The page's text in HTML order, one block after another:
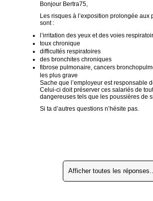
Bonjour Bertra75,
Les risques à l’exposition prolongée aux
sont :
l’irritation des yeux et des voies
toux chronique
difficultés respiratoires
des bronchites chroniques
fibrose pulmonaire, cancers
les plus grave
Sache que l’employeur est responsable
Celui-ci doit préserver ces salariés de
dangereuses tels que les poussières de
Si ta d’autres questions n’hésite pas.
Afficher toutes les